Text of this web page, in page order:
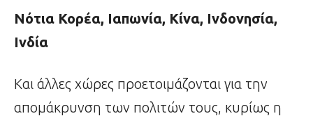
Νότια Κορέα, Ιαπωνία, Κίνα, Ινδονησία,
Ινδία
Και άλλες χώρες προετοιμάζονται για την
απομάκρυνση των πολιτών τους, κυρίως η